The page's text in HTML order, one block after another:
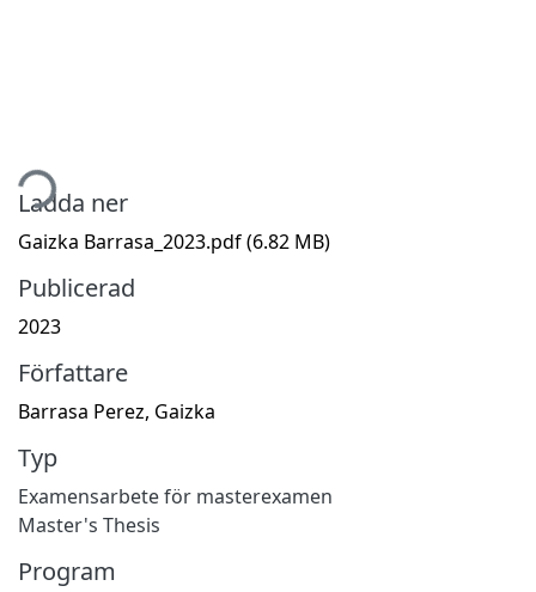
Ladda ner
Gaizka Barrasa_2023.pdf(6.82 MB)
Publicerad
2023
Författare
Barrasa Perez, Gaizka
Typ
Examensarbete för masterexamen
Master's Thesis
Program